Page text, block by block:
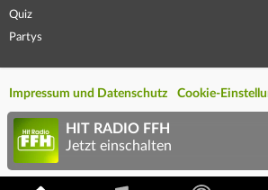
Quiz
Partys
Impressum und Datenschutz Cookie-
HIT RADIO FFH
Jetzt einschalten